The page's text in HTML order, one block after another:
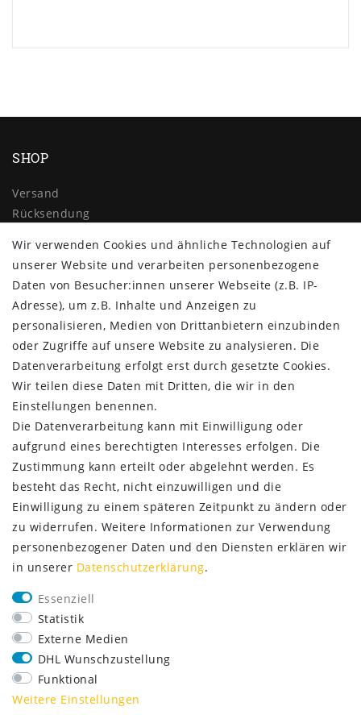
SHOP
Versand
Rücksendung
Impressum
Daten­schutz­erklärung
AGB
Kontakt
ZAHLUNG & VERSAND
SERVICE
Lieferung nur 2,95 €
Rücksendung kostenfrei
14 Tage Rückgaberecht
Kurze Lieferzeit
FOLGE UNS
Wir verwenden Cookies und ähnliche Technologien auf
unserer Website und verarbeiten personenbezogene
Daten von Besucher:innen unserer Webseite (z.B. IP-
Adresse), um z.B. Inhalte und Anzeigen zu
personalisieren, Medien von Drittanbietern einzubinden
oder Zugriffe auf unsere Website zu analysieren. Die
Datenverarbeitung erfolgt erst durch gesetzte Cookies.
Wir teilen diese Daten mit Dritten, die wir in den
Einstellungen benennen.
Die Datenverarbeitung kann mit Einwilligung oder
aufgrund eines berechtigten Interesses erfolgen. Die
Zustimmung kann erteilt oder abgelehnt werden. Es
besteht das Recht, nicht einzuwilligen und die
Einwilligung zu einem späteren Zeitpunkt zu ändern oder
zu widerrufen. Weitere Informationen zur Verwendung
personenbezogener Daten und den Diensten erklären wir
in unserer Daten­schutz­erklärung.
Essenziell
Statistik
Externe Medien
DHL Wunschzustellung
Funktional
Weitere Einstellungen